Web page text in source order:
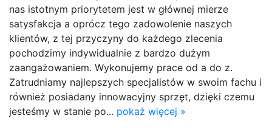
nas istotnym priorytetem jest w głównej mierze
satysfakcja a oprócz tego zadowolenie naszych
klientów, z tej przyczyny do każdego zlecenia
pochodzimy indywidualnie z bardzo dużym
zaangażowaniem. Wykonujemy prace od a do z.
Zatrudniamy najlepszych specjalistów w swoim fachu i
również posiadany innowacyjny sprzęt, dzięki czemu
jesteśmy w stanie po... pokaż więcej »